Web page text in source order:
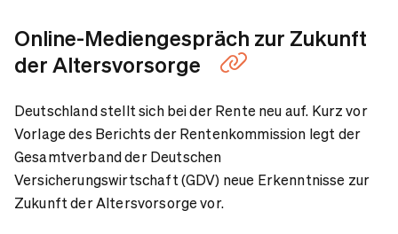
Online-Mediengespräch zur Zukunft
der Altersvorsorge
Deutschland stellt sich bei der Rente neu auf. Kurz vor
Vorlage des Berichts der Rentenkommission legt der
Gesamtverband der Deutschen
Versicherungswirtschaft (GDV) neue Erkenntnisse zur
Zukunft der Altersvorsorge vor.